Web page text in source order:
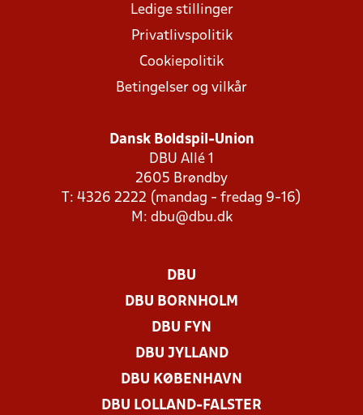
Ledige stillinger
Privatlivspolitik
Cookiepolitik
Betingelser og vilkår
Dansk Boldspil-Union
DBU Allé 1
2605 Brøndby
T: 4326 2222 (mandag - fredag 9-16)
M: dbu@dbu.dk
DBU
DBU BORNHOLM
DBU FYN
DBU JYLLAND
DBU KØBENHAVN
DBU LOLLAND-FALSTER